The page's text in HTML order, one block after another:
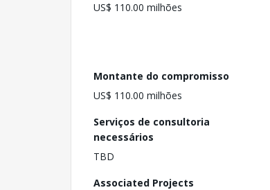
US$ 110.00 milhões
Montante do compromisso
US$ 110.00 milhões
Serviços de consultoria
necessários
TBD
Associated Projects